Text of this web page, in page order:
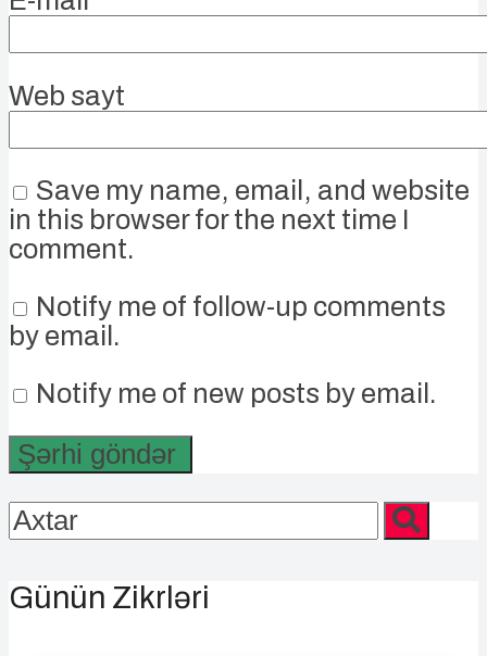
Web sayt
Save my name, email, and website
in this browser for the next time I
comment.
Notify me of follow-up comments
by email.
Notify me of new posts by email.
Günün Zikrləri